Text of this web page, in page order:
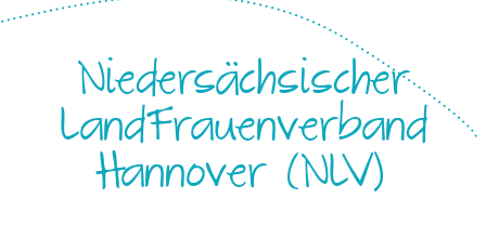
Niedersächsischer
LandFrauenverband
Hannover (NLV)